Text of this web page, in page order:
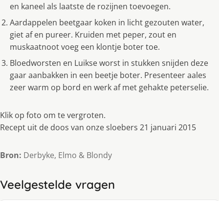
en kaneel als laatste de rozijnen toevoegen.
Aardappelen beetgaar koken in licht gezouten water,
giet af en pureer. Kruiden met peper, zout en
muskaatnoot voeg een klontje boter toe.
Bloedworsten en Luikse worst in stukken snijden deze
gaar aanbakken in een beetje boter. Presenteer aales
zeer warm op bord en werk af met gehakte peterselie.
Klik op foto om te vergroten.
Recept uit de doos van onze sloebers 21 januari 2015
Bron: Derbyke, Elmo & Blondy
Veelgestelde vragen